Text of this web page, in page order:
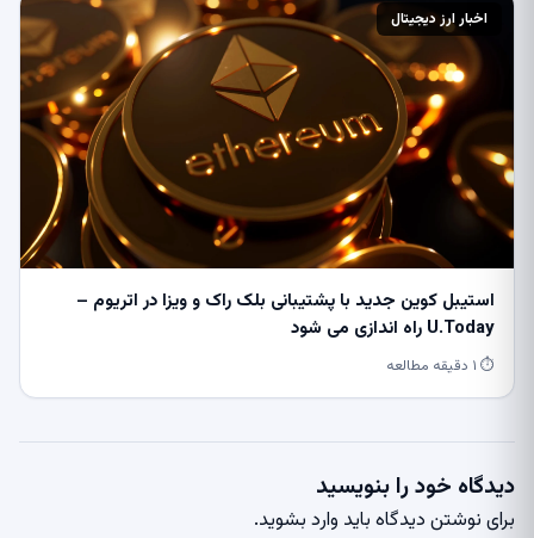
اخبار ارز دیجیتال
استیبل کوین جدید با پشتیبانی بلک راک و ویزا در اتریوم –
U.Today راه اندازی می شود
⏱ ۱ دقیقه مطالعه
دیدگاه خود را بنویسید
برای نوشتن دیدگاه باید وارد بشوید.